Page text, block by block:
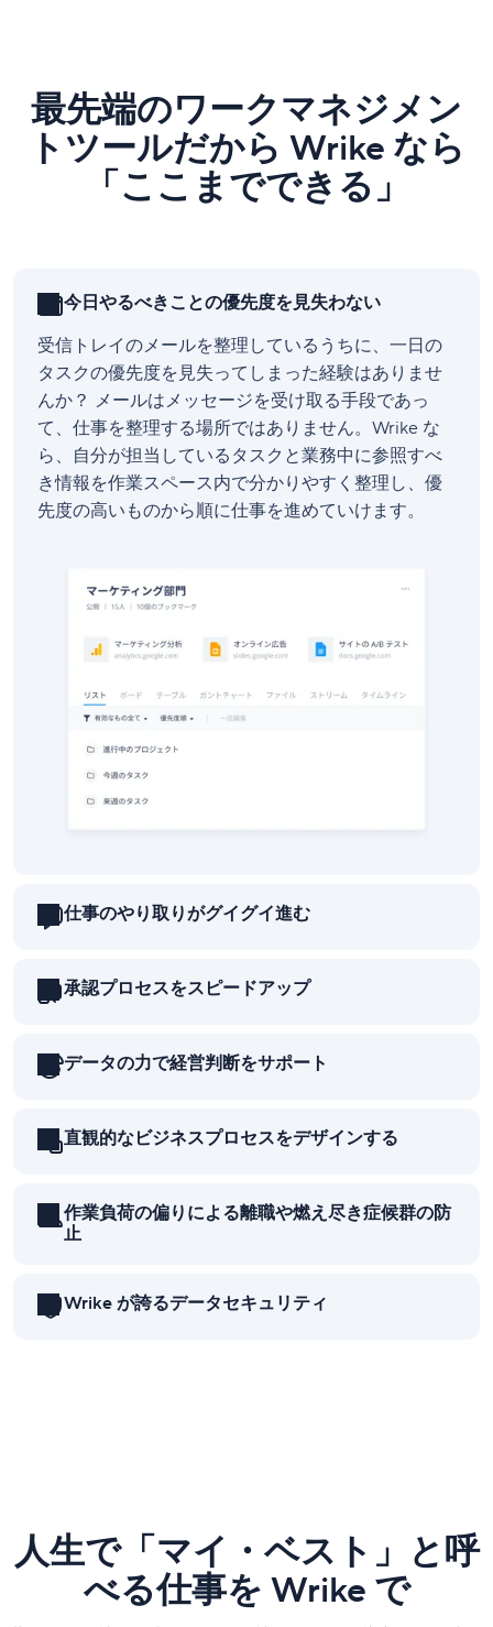
最先端のワークマネジメン
トツールだから Wrike なら
「ここまでできる」
今日やるべきことの優先度を見失わない
受信トレイのメールを整理しているうちに、一日の
タスクの優先度を見失ってしまった経験はありませ
んか？ メールはメッセージを受け取る手段であっ
て、仕事を整理する場所ではありません。Wrike な
ら、自分が担当しているタスクと業務中に参照すべ
き情報を作業スペース内で分かりやすく整理し、優
先度の高いものから順に仕事を進めていけます。
仕事のやり取りがグイグイ進む
承認プロセスをスピードアップ
データの力で経営判断をサポート
直観的なビジネスプロセスをデザインする
作業負荷の偏りによる離職や燃え尽き症候群の防
止
Wrike が誇るデータセキュリティ
人生で「マイ・ベスト」と呼
べる仕事を Wrike で